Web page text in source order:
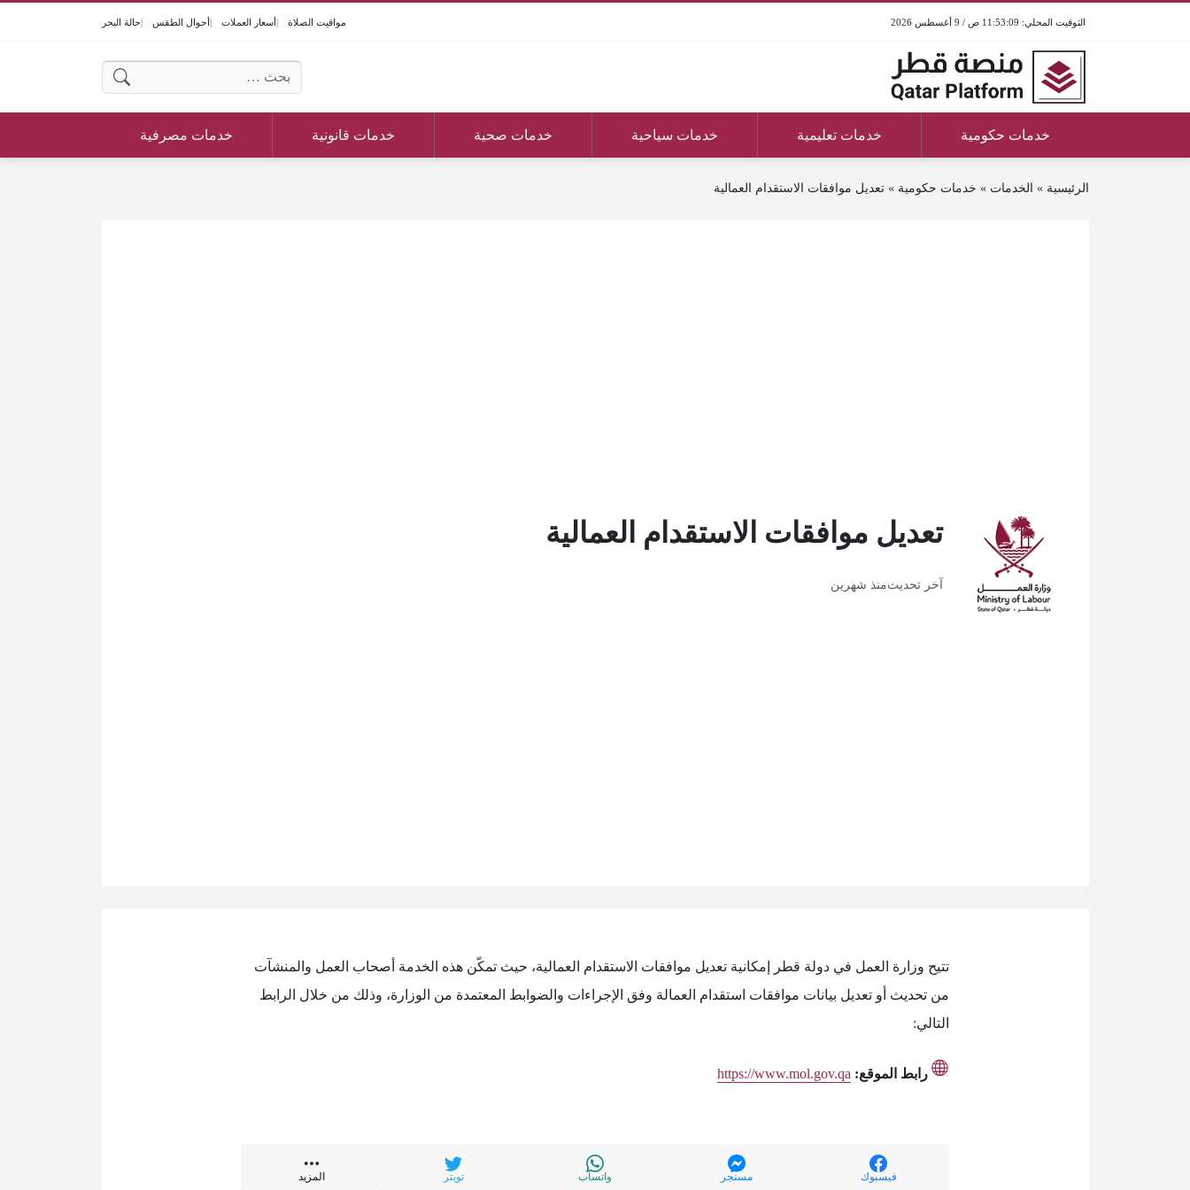
11:53:09 ص / 9 أغسطس 2026 مواقيت الصلاة أسعار العملات أحوال الطقس حالة البحر
البحث عن:
خدمات حكومية خدمات تعليمية خدمات سياحية خدمات صحية خدمات قانونية خدمات مصرفية
الرئيسية » الخدمات » خدمات حكومية »تعديل موافقات الاستقدام العمالية
تعديل موافقات الاستقدام العمالية
آخر تحديثمنذ شهرين
تتيح وزارة العمل في دولة قطر إمكانية تعديل موافقات الاستقدام العمالية، حيث تمكّن هذه الخدمة أصحاب العمل والمنشآت
من تحديث أو تعديل بيانات موافقات استقدام العمالة وفق الإجراءات والضوابط المعتمدة من الوزارة، وذلك من خلال الرابط
التالي:
رابط الموقع: https://www.mol.gov.qa
فيسبوك مسنجر واتساب تويتر المزيد